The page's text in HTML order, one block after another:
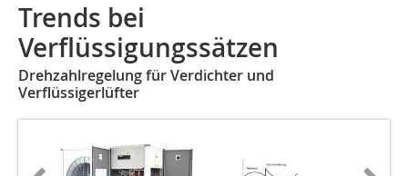
Trends bei
Verflüssigungssätzen
Drehzahlregelung für Verdichter und
Verflüssigerlüfter